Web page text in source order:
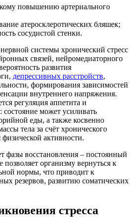
повышению артериального
атеросклеротических бляшек;
сосудистой стенки.
системы хронический стресс
связей, нейромедиаторного
развития
депрессивных расстройств,
формирования зависимостей
внутреннего напряжения.
регуляция аппетита и
состояние может усиливать
еды, а также косвенно
тела за счёт хронического
активности.
фазы восстановления – постоянный
организму вернуться к
нормы, что приводит к
резервов, развитию соматических
стресса